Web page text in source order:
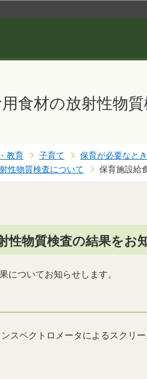
食材の放射性物
教育 子育て 保育が必要なとき
性物質検査について
保育施設給
性物質検査の結果をお
についてお知らせします。
スペクトロメータによるスクリ